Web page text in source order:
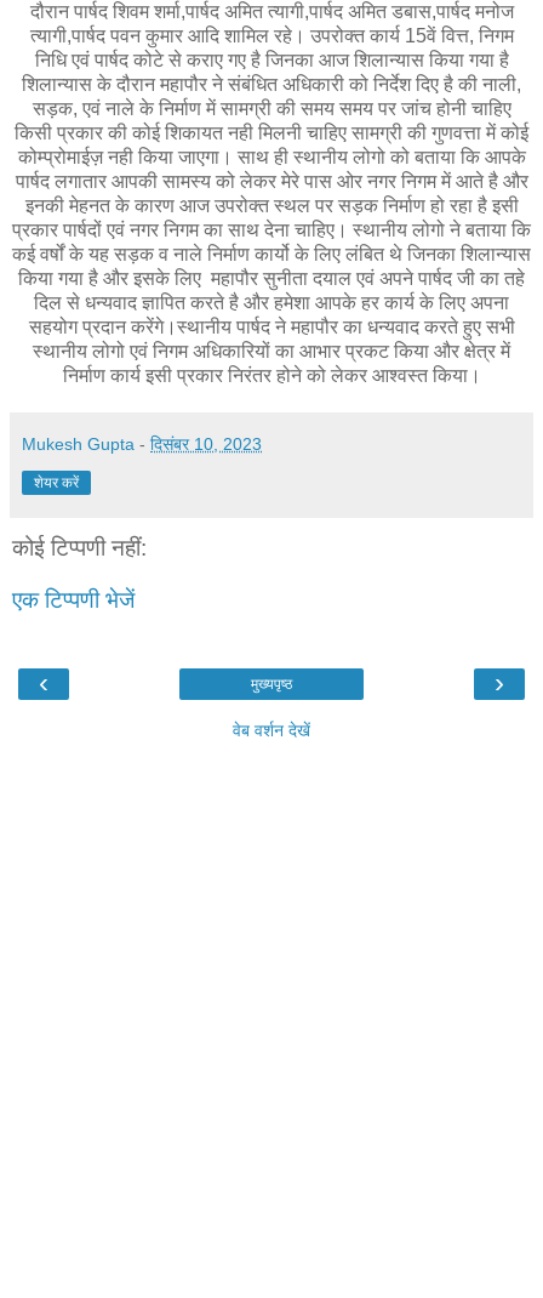
दौरान पार्षद शिवम शर्मा,पार्षद अमित त्यागी,पार्षद अमित डबास,पार्षद मनोज
त्यागी,पार्षद पवन कुमार आदि शामिल रहे। उपरोक्त कार्य 15वें वित्त, निगम
निधि एवं पार्षद कोटे से कराए गए है जिनका आज शिलान्यास किया गया है
शिलान्यास के दौरान महापौर ने संबंधित अधिकारी को निर्देश दिए है की नाली,
सड़क, एवं नाले के निर्माण में सामग्री की समय समय पर जांच होनी चाहिए
किसी प्रकार की कोई शिकायत नही मिलनी चाहिए सामग्री की गुणवत्ता में कोई
कोम्प्रोमाईज़ नही किया जाएगा। साथ ही स्थानीय लोगो को बताया कि आपके
पार्षद लगातार आपकी सामस्य को लेकर मेरे पास ओर नगर निगम में आते है और
इनकी मेहनत के कारण आज उपरोक्त स्थल पर सड़क निर्माण हो रहा है इसी
प्रकार पार्षदों एवं नगर निगम का साथ देना चाहिए। स्थानीय लोगो ने बताया कि
कई वर्षों के यह सड़क व नाले निर्माण कार्यो के लिए लंबित थे जिनका शिलान्यास
किया गया है और इसके लिए महापौर सुनीता दयाल एवं अपने पार्षद जी का तहे
दिल से धन्यवाद ज्ञापित करते है और हमेशा आपके हर कार्य के लिए अपना
सहयोग प्रदान करेंगे। स्थानीय पार्षद ने महापौर का धन्यवाद करते हुए सभी
स्थानीय लोगो एवं निगम अधिकारियों का आभार प्रकट किया और क्षेत्र में
निर्माण कार्य इसी प्रकार निरंतर होने को लेकर आश्वस्त किया।
Mukesh Gupta - दिसंबर 10, 2023
शेयर करें
कोई टिप्पणी नहीं:
एक टिप्पणी भेजें
‹ ›
मुख्यपृष्ठ
वेब वर्शन देखें